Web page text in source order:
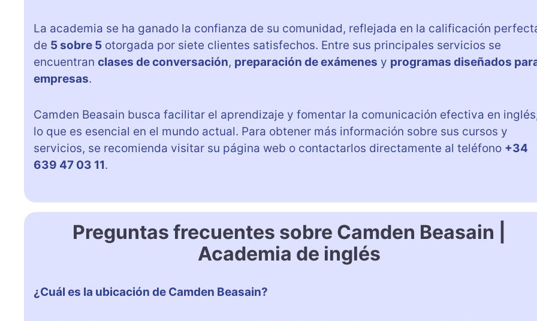
La academia se ha ganado la confianza de su comunidad, reflejada en la calificación
de 5 sobre 5 otorgada por siete clientes satisfechos. Entre sus principales servicios se
encuentran clases de conversación, preparación de exámenes y programas diseñados
empresas.
Camden Beasain busca facilitar el aprendizaje y fomentar la comunicación efectiva en
lo que es esencial en el mundo actual. Para obtener más información sobre sus cursos y
servicios, se recomienda visitar su página web o contactarlos directamente al teléfono +34
639 47 03 11.
Preguntas frecuentes sobre Camden Beasain |
Academia de inglés
¿Cuál es la ubicación de Camden Beasain?